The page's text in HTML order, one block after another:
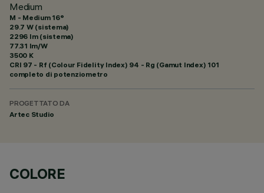
Medium
M - Medium 16°
29.7 W (sistema)
2296 lm (sistema)
77.31 lm/W
3500 K
CRI 97 - Rf (Colour Fidelity Index) 94 - Rg (Gamut Index) 101
completo di potenziometro
PROGETTATO DA
Artec Studio
COLORE